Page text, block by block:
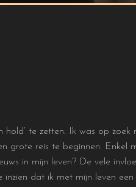
hold’ te zetten. Ik was op
grote reis te beginnen. Enkel
in mijn leven? De vele
dat ik met mijn leven een